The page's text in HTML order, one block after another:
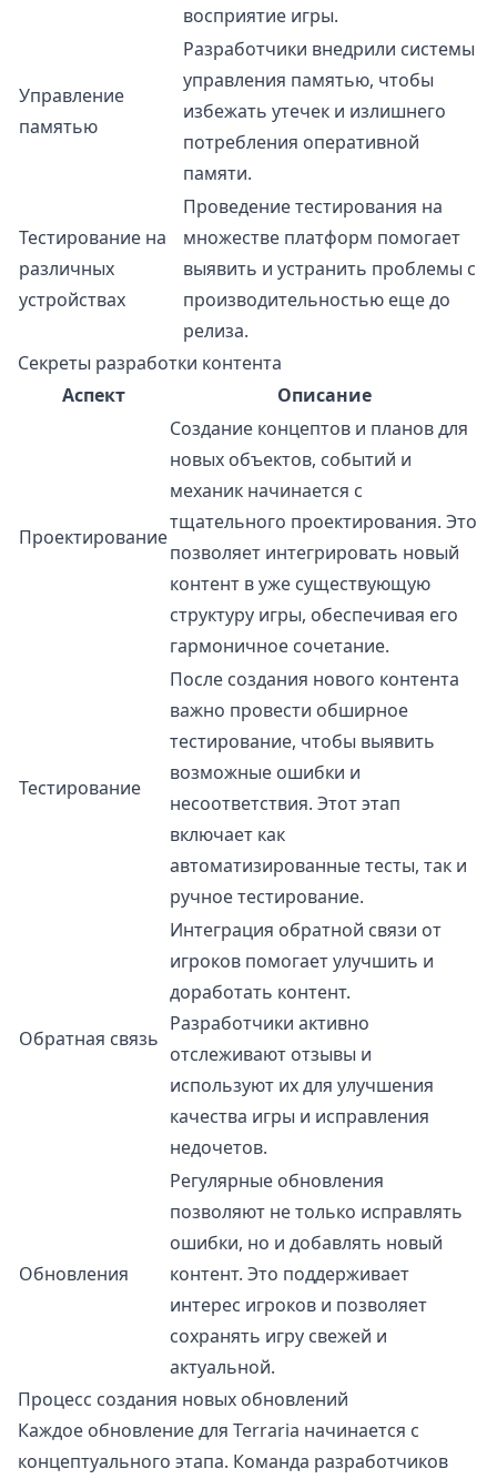
восприятие игры.
Управление
памятью
Разработчики внедрили системы
управления памятью, чтобы
избежать утечек и излишнего
потребления оперативной
памяти.
Тестирование на
различных
устройствах
Проведение тестирования на
множестве платформ помогает
выявить и устранить проблемы с
производительностью еще до
релиза.
Секреты разработки контента
Аспект
Описание
Проектирование
Создание концептов и планов для
новых объектов, событий и
механик начинается с
тщательного проектирования. Это
позволяет интегрировать новый
контент в уже существующую
структуру игры, обеспечивая его
гармоничное сочетание.
Тестирование
После создания нового контента
важно провести обширное
тестирование, чтобы выявить
возможные ошибки и
несоответствия. Этот этап
включает как
автоматизированные тесты, так и
ручное тестирование.
Обратная связь
Интеграция обратной связи от
игроков помогает улучшить и
доработать контент.
Разработчики активно
отслеживают отзывы и
используют их для улучшения
качества игры и исправления
недочетов.
Обновления
Регулярные обновления
позволяют не только исправлять
ошибки, но и добавлять новый
контент. Это поддерживает
интерес игроков и позволяет
сохранять игру свежей и
актуальной.
Процесс создания новых обновлений
Каждое обновление для Terraria начинается с
концептуального этапа. Команда разработчиков